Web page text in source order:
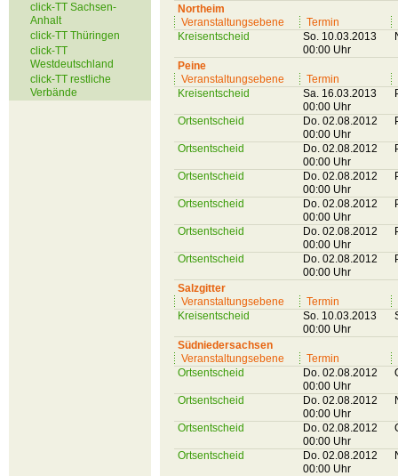
click-TT Sachsen-
Anhalt
click-TT Thüringen
click-TT
Westdeutschland
click-TT restliche
Verbände
Northeim
Veranstaltungsebene
Termin
Kreisentscheid
So. 10.03.2013
00:00 Uhr
Peine
Veranstaltungsebene
Termin
Kreisentscheid
Sa. 16.03.2013
00:00 Uhr
Ortsentscheid
Do. 02.08.2012
00:00 Uhr
Ortsentscheid
Do. 02.08.2012
00:00 Uhr
Ortsentscheid
Do. 02.08.2012
00:00 Uhr
Ortsentscheid
Do. 02.08.2012
00:00 Uhr
Ortsentscheid
Do. 02.08.2012
00:00 Uhr
Ortsentscheid
Do. 02.08.2012
00:00 Uhr
Salzgitter
Veranstaltungsebene
Termin
Kreisentscheid
So. 10.03.2013
00:00 Uhr
Südniedersachsen
Veranstaltungsebene
Termin
Ortsentscheid
Do. 02.08.2012
00:00 Uhr
Ortsentscheid
Do. 02.08.2012
00:00 Uhr
Ortsentscheid
Do. 02.08.2012
00:00 Uhr
Ortsentscheid
Do. 02.08.2012
00:00 Uhr